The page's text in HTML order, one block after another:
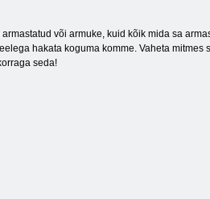
või armuke, kuid kõik mida sa
hakata koguma komme. Vaheta
seda!